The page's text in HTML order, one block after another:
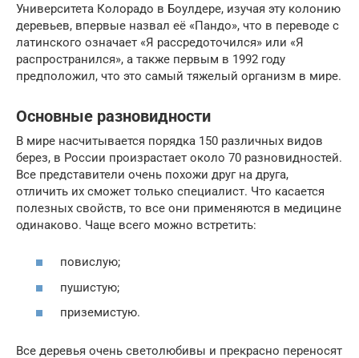
Университета Колорадо в Боулдере, изучая эту колонию
деревьев, впервые назвал её «Пандо», что в переводе с
латинского означает «Я рассредоточился» или «Я
распространился», а также первым в 1992 году
предположил, что это самый тяжелый организм в мире.
Основные разновидности
В мире насчитывается порядка 150 различных видов
берез, в России произрастает около 70 разновидностей.
Все представители очень похожи друг на друга,
отличить их сможет только специалист. Что касается
полезных свойств, то все они применяются в медицине
одинаково. Чаще всего можно встретить:
повислую;
пушистую;
приземистую.
Все деревья очень светолюбивы и прекрасно переносят